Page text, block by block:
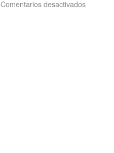
Comentarios desactivados